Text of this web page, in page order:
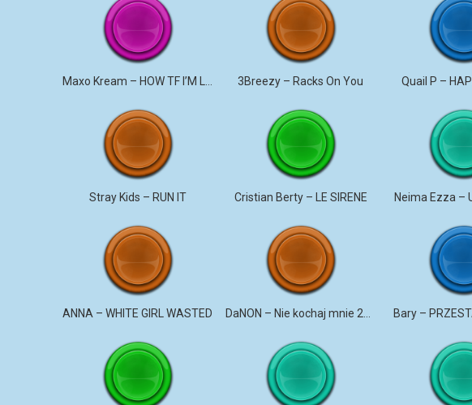
3Breezy – Racks On You Quail P –
Stray Kids – RUN IT Cristian Berty – LE SIRENE Neima Ezza –
ANNA – WHITE GIRL WASTED Bary –